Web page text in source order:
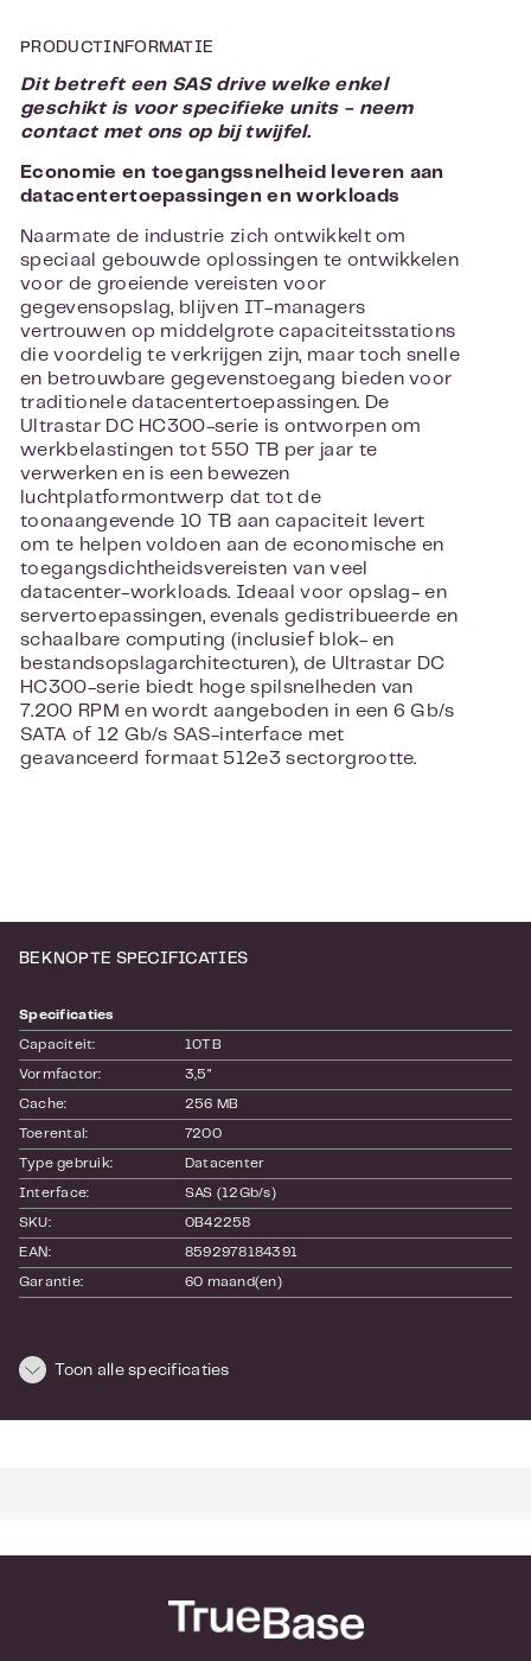
PRODUCTINFORMATIE
Dit betreft een SAS drive welke enkel
geschikt is voor specifieke units - neem
contact met ons op bij twijfel.
Economie en toegangssnelheid leveren aan
datacentertoepassingen en workloads
Naarmate de industrie zich ontwikkelt om
speciaal gebouwde oplossingen te ontwikkelen
voor de groeiende vereisten voor
gegevensopslag, blijven IT-managers
vertrouwen op middelgrote capaciteitsstations
die voordelig te verkrijgen zijn, maar toch snelle
en betrouwbare gegevenstoegang bieden voor
traditionele datacentertoepassingen. De
Ultrastar DC HC300-serie is ontworpen om
werkbelastingen tot 550 TB per jaar te
verwerken en is een bewezen
luchtplatformontwerp dat tot de
toonaangevende 10 TB aan capaciteit levert
om te helpen voldoen aan de economische en
toegangsdichtheidsvereisten van veel
datacenter-workloads. Ideaal voor opslag- en
servertoepassingen, evenals gedistribueerde en
schaalbare computing (inclusief blok- en
bestandsopslagarchitecturen), de Ultrastar DC
HC300-serie biedt hoge spilsnelheden van
7.200 RPM en wordt aangeboden in een 6 Gb/s
SATA of 12 Gb/s SAS-interface met
geavanceerd formaat 512e3 sectorgrootte.
BEKNOPTE SPECIFICATIES
Specificaties
Capaciteit: 10TB
Vormfactor: 3,5"
Cache: 256 MB
Toerental: 7200
Type gebruik: Datacenter
Interface: SAS (12Gb/s)
SKU: 0B42258
EAN: 8592978184391
Garantie: 60 maand(en)
Lengte: 150
Toon alle specificaties